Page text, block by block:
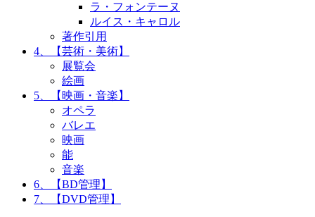
ラ・フォンテーヌ
ルイス・キャロル
著作引用
4、【芸術・美術】
展覧会
絵画
5、【映画・音楽】
オペラ
バレエ
映画
能
音楽
6、【BD管理】
7、【DVD管理】